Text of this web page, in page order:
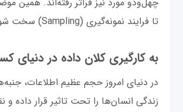
تا فرایند نمونه‌گیری (Sampling) سخت شود.
به کارگیری کلان داده در دنیای
در دنیای امروز حجم عظیم اطلاعات،
زندگی انسان‌ها را تحت تاثیر قرار داده